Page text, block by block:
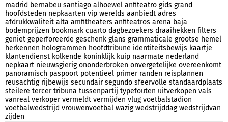
madrid bernabeu santiago alhoewel anfiteatro gids grand
hoofdsteden nepkaarten vip werelds aanbiedt adres
afdrukkwaliteit alta amfitheaters anfiteatros arena baja
bodemprijzen bookmark cuarto dagbezoekers draaihekken filters
geniet geperforeerde geschenk glans grammaticale grootse hemel
herkennen hologrammen hoofdtribune identiteitsbewijs kaartje
klantendienst kolkende koninklijk kuip naarmate nederland
nepkaart nieuwsgierig ononderbroken onvergetelijke overeenkomt
panoramisch paspoort potentieel primer randen reisplannen
reusachtig rijbewijs secundair segundo sfeervolle standaardplaats
steilere tercer tribuna tussenpartij typefouten uitverkopen vals
vanreal verkoper vermeldt vermijden vlug voetbalstadion
voetbalwedstrijd vrouwenvoetbal wazig wedstrijddag wedstrijdvan
zijden